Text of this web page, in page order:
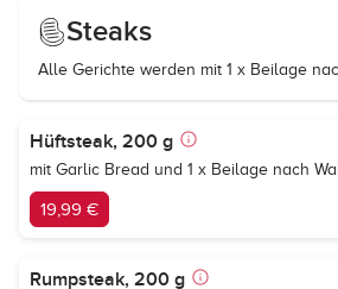
Steaks
Alle Gerichte werden mit 1 x Beilage
Hüftsteak, 200 g
mit Garlic Bread und 1 x Beilage nach
19,99 €
Rumpsteak, 200 g